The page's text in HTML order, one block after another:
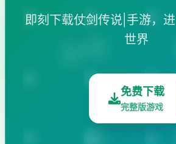
即刻下载仗剑传说|手游，
世界
免费下载
完整版游戏